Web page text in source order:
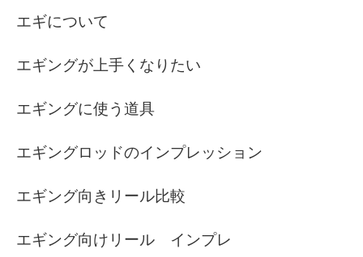
エギについて
エギングが上手くなりたい
エギングに使う道具
エギングロッドのインプレッション
エギング向きリール比較
エギング向けリール インプレ